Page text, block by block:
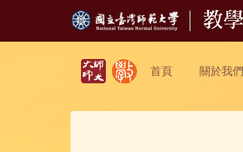
首頁 關於我們